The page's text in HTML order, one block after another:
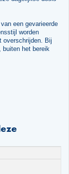
een gevarieerde
worden
overschrijden. Bij
buiten het bereik